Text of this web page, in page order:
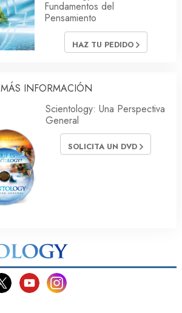
Fundamentos del
Pensamiento
HAZ TU PEDIDO
MÁS INFORMACIÓN
Scientology: Una Perspectiva
General
SOLICITA UN DVD